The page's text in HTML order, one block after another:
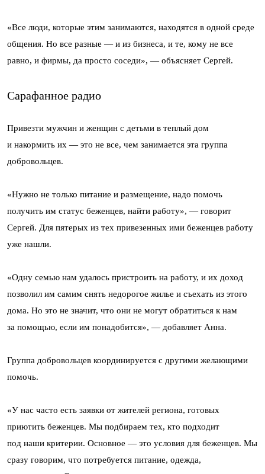
«Все люди, которые этим занимаются, находятся в одной среде
общения. Но все разные — и из бизнеса, и те, кому не все
равно, и фирмы, да просто соседи», — объясняет Сергей.
Сарафанное радио
Привезти мужчин и женщин с детьми в теплый дом
и накормить их — это не все, чем занимается эта группа
добровольцев.
«Нужно не только питание и размещение, надо помочь
получить им статус беженцев, найти работу», — говорит
Сергей. Для пятерых из тех привезенных ими беженцев работу
уже нашли.
«Одну семью нам удалось пристроить на работу, и их доход
позволил им самим снять недорогое жилье и съехать из этого
дома. Но это не значит, что они не могут обратиться к нам
за помощью, если им понадобится», — добавляет Анна.
Группа добровольцев координируется с другими желающими
помочь.
«У нас часто есть заявки от жителей региона, готовых
приютить беженцев. Мы подбираем тех, кто подходит
под наши критерии. Основное — это условия для беженцев. Мы
сразу говорим, что потребуется питание, одежда,